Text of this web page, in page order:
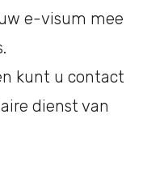
e-visum mee
kunt u contact
dienst van